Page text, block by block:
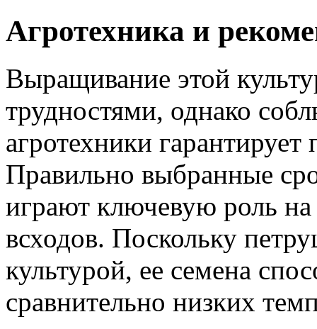
Агротехника и
Выращивание этой
трудностями, однако
агротехники
Правильно выбранные
играют ключевую роль на
всходов. Поскольку
культурой, ее семена
сравнительно низких